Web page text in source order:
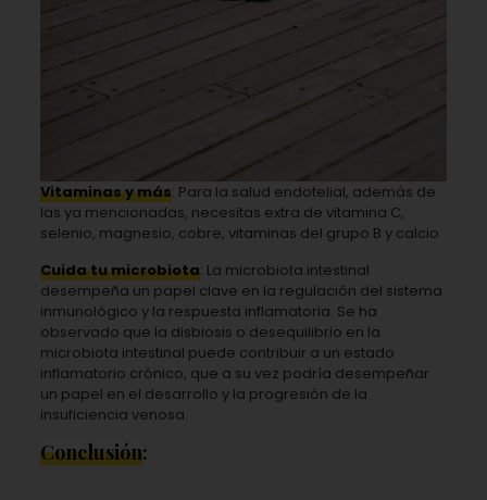
Vitaminas y más: Para la salud endotelial, además de
las ya mencionadas, necesitas extra de vitamina C,
selenio, magnesio, cobre, vitaminas del grupo B y calcio
Cuida tu microbiota: La microbiota intestinal
desempeña un papel clave en la regulación del sistema
inmunológico y la respuesta inflamatoria. Se ha
observado que la disbiosis o desequilibrio en la
microbiota intestinal puede contribuir a un estado
inflamatorio crónico, que a su vez podría desempeñar
un papel en el desarrollo y la progresión de la
insuficiencia venosa.
Conclusión: